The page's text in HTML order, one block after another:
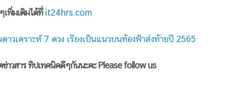
เพิ่มเติมได้ที่ it24hrs.com
าวเคราะห์ 7 ดวง เรียงเป็นแนวบนท้องฟ้าส่งท้ายปี 2565
าวสาร ทิปเทคนิคดีๆกันนะคะ Please follow us